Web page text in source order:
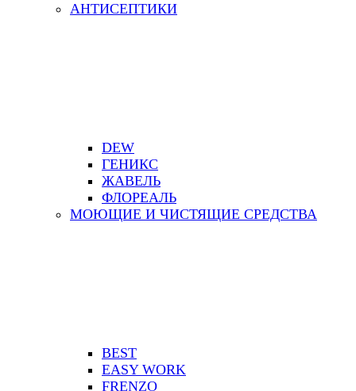
АНТИСЕПТИКИ
DEW
ГЕНИКС
ЖАВЕЛЬ
ФЛОРЕАЛЬ
МОЮЩИЕ И ЧИСТЯЩИЕ СРЕДСТВА
BEST
EASY WORK
FRENZO